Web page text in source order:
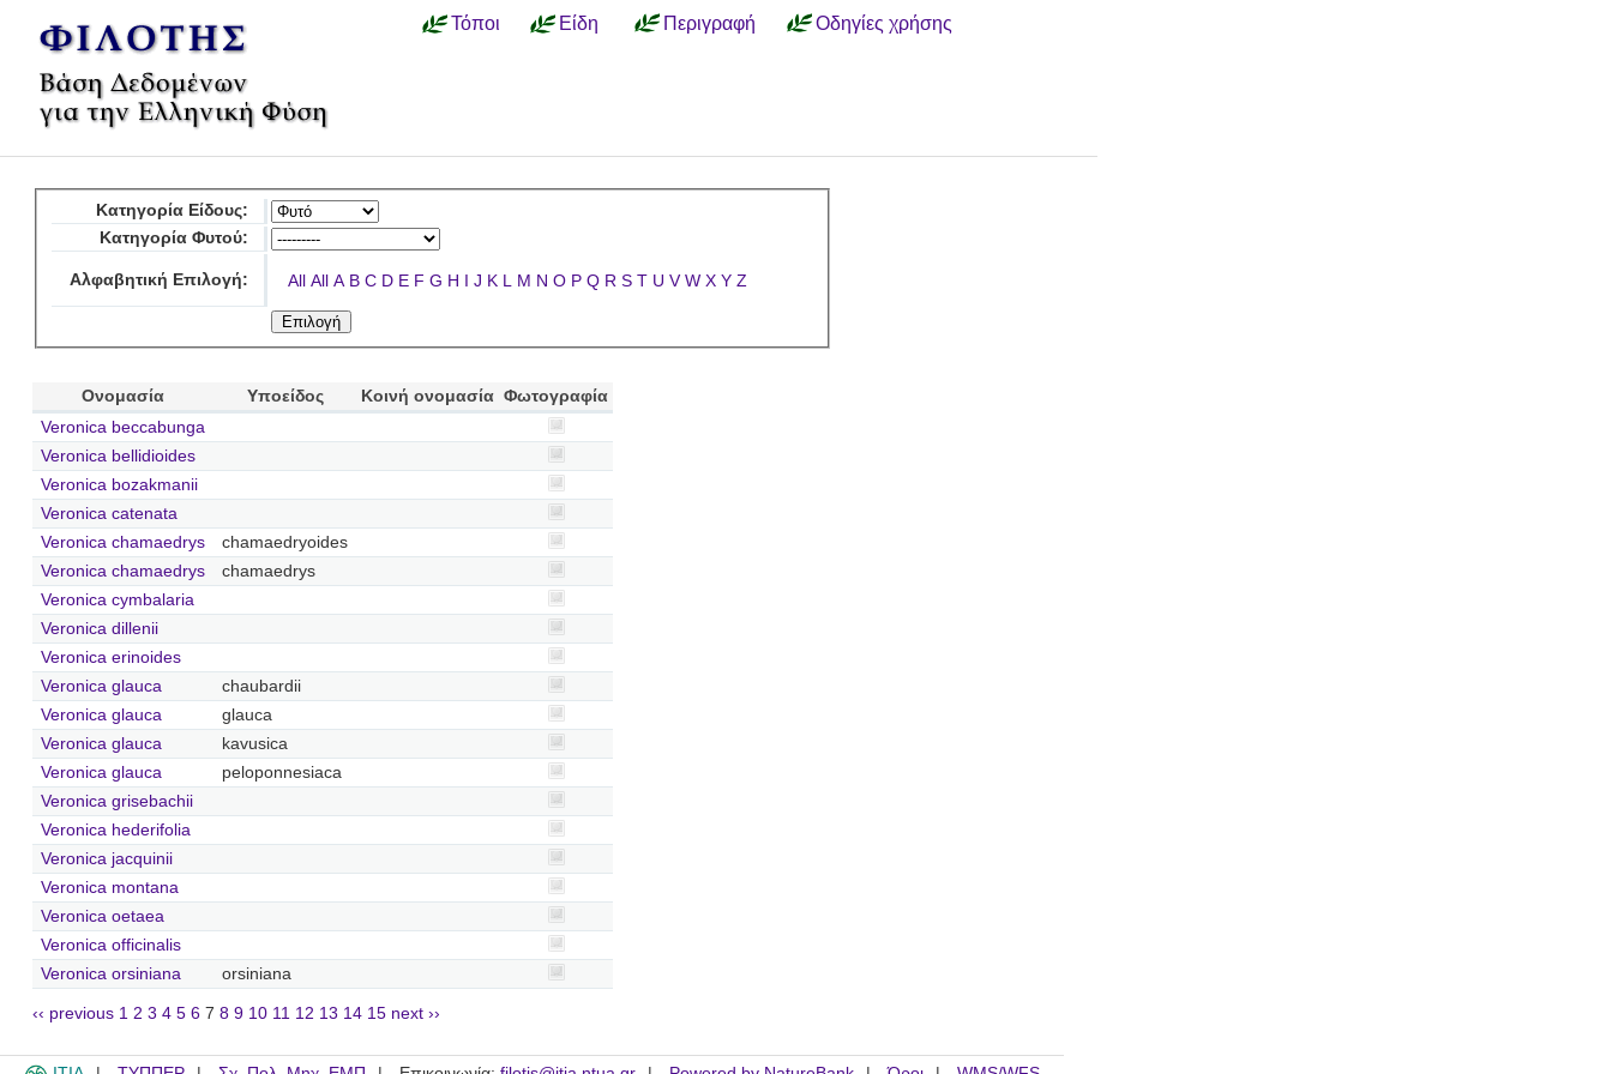
Τόποι Είδη Περιγραφή Οδηγίες χρήσης
Κατηγορία Είδους:
Κατηγορία Φυτού:
Αλφαβητική Επιλογή: All All A B C D E F G H I J K L M N O P Q R S T U V W X Y Z
Ονομασία Υποείδος Κοινή ονομασία Φωτογραφία
Veronica beccabunga
Veronica bellidioides
Veronica bozakmanii
Veronica catenata
Veronica chamaedrys
chamaedryoides
Veronica chamaedrys
chamaedrys
Veronica cymbalaria
Veronica dillenii
Veronica erinoides
Veronica glauca
chaubardii
Veronica glauca
glauca
Veronica glauca
kavusica
Veronica glauca
peloponnesiaca
Veronica grisebachii
Veronica hederifolia
Veronica jacquinii
Veronica montana
Veronica oetaea
Veronica officinalis
Veronica orsiniana
orsiniana
‹‹ previous 1 2 3 4 5 6 7 8 9 10 11 12 13 14 15 next ››